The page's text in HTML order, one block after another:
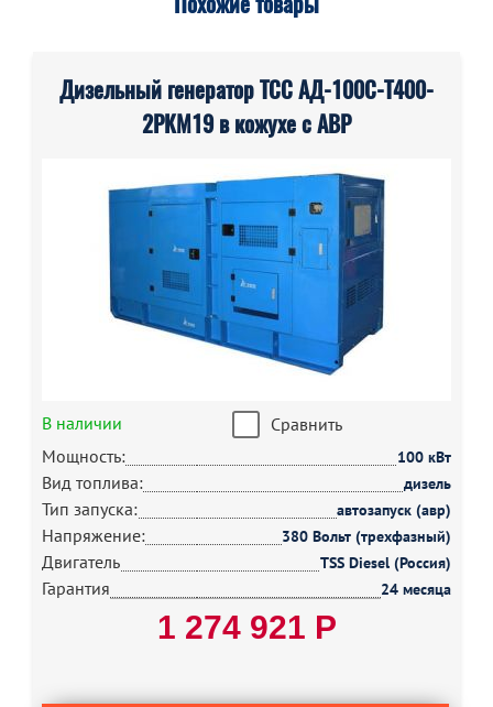
Дизельный генератор ТСС АД-100С-Т400-
2РКМ19 в кожухе с АВР
В наличии
Сравнить
Мощность:
100 кВт
Вид топлива: дизель
Тип запуска: автозапуск (авр)
Напряжение: 380 Вольт (трехфазный)
Двигатель TSS Diesel (Россия)
Гарантия 24 месяца
1 274 921 Р